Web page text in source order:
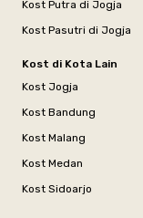
Kost Putra di Jogja
Kost Pasutri di Jogja
Kost di Kota Lain
Kost Jogja
Kost Bandung
Kost Malang
Kost Medan
Kost Sidoarjo